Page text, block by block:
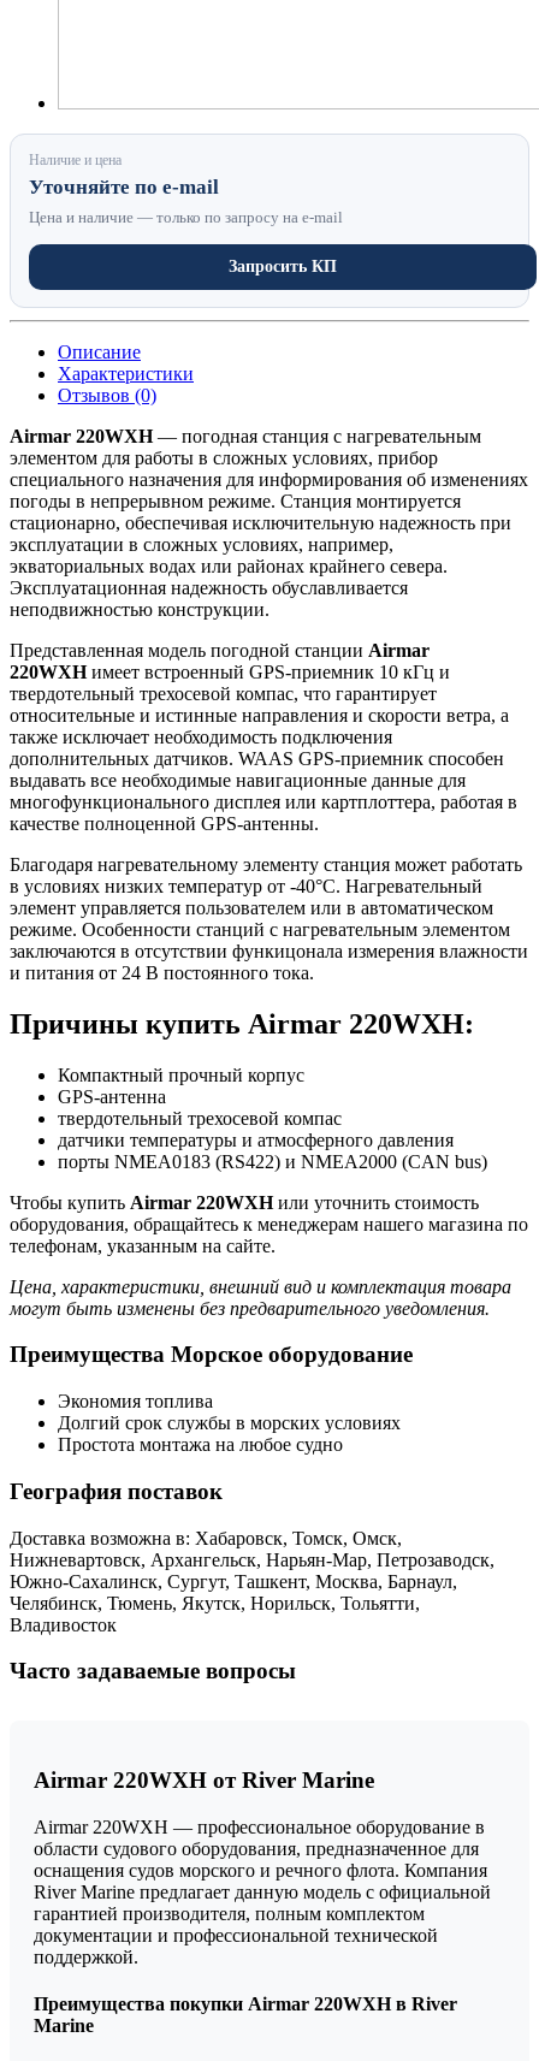
Наличие и цена
Уточняйте по e-mail
Цена и наличие — только по запросу на e-mail
Запросить КП
Описание
Характеристики
Отзывов (0)
Airmar 220WXH— погодная станция с нагревательным
элементом для работы в сложных условиях, прибор
специального назначения для информирования об изменениях
погоды в непрерывном режиме. Станция монтируется
стационарно, обеспечивая исключительную надежность при
эксплуатации в сложных условиях, например,
экваториальных водах или районах крайнего севера.
Эксплуатационная надежность обуславливается
неподвижностью конструкции.
Представленная модель погодной станции Airmar
220WXHимеет встроенный GPS-приемник 10 кГц и
твердотельный трехосевой компас, что гарантирует
относительные и истинные направления и скорости ветра, а
также исключает необходимость подключения
дополнительных датчиков. WAAS GPS-приемник способен
выдавать все необходимые навигационные данные для
многофункционального дисплея или картплоттера, работая в
качестве полноценной GPS-антенны.
Благодаря нагревательному элементу станция может работать
в условиях низких температур от -40°C. Нагревательный
элемент управляется пользователем или в автоматическом
режиме. Особенности станций с нагревательным элементом
заключаются в отсутствии функицонала измерения влажности
и питания от 24 В постоянного тока.
Причины купить Airmar 220WXH:
Компактный прочный корпус
GPS-антенна
твердотельный трехосевой компас
датчики температуры и атмосферного давления
порты NMEA0183 (RS422) и NMEA2000 (CAN bus)
Чтобы купить Airmar 220WXHили уточнить стоимость
оборудования, обращайтесь к менеджерам нашего магазина по
телефонам, указанным на сайте.
Цена, характеристики, внешний вид и комплектация товара
могут быть изменены без предварительного уведомления.
Преимущества Морское оборудование
Экономия топлива
Долгий срок службы в морских условиях
Простота монтажа на любое судно
География поставок
Доставка возможна в: Хабаровск, Томск, Омск,
Нижневартовск, Архангельск, Нарьян-Мар, Петрозаводск,
Южно-Сахалинск, Сургут, Ташкент, Москва, Барнаул,
Челябинск, Тюмень, Якутск, Норильск, Тольятти,
Владивосток
Часто задаваемые вопросы
Airmar 220WXH от River Marine
Airmar 220WXH — профессиональное оборудование в
области судового оборудования, предназначенное для
оснащения судов морского и речного флота. Компания
River Marine предлагает данную модель с официальной
гарантией производителя, полным комплектом
документации и профессиональной технической
поддержкой.
Преимущества покупки Airmar 220WXH в River
Marine